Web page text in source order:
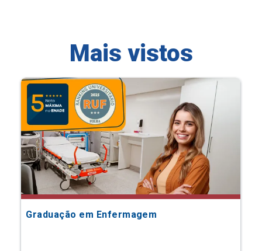
Mais vistos
Graduação em Enfermagem